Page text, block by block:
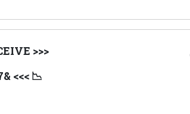
>>>
<<< 📉